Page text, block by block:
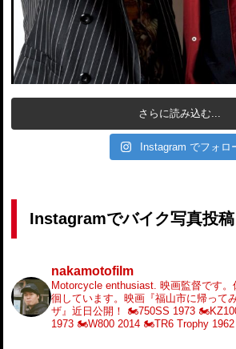
さらに読み込む...
Instagram でフォロ
Instagramでバイク写真投
nakamotofilm
Motorcycle enthusiast. 映画監督です
徊しています。映画『福山市に帰って
ザ』近日公開！
🏍️750SS 1973
1973 🏍️W800 2014 🏍️TR6 Trophy 1962